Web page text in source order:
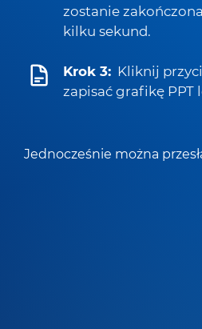
zostanie
kilku sekund.
Krok 3: Kliknij
zapisać grafikę PPT
Jednocześnie można